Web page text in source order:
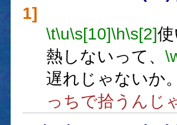
1]
\t\u\s[10]\h\s[2]
熱しないって、
遅れじゃないか
っちで拾うんじ